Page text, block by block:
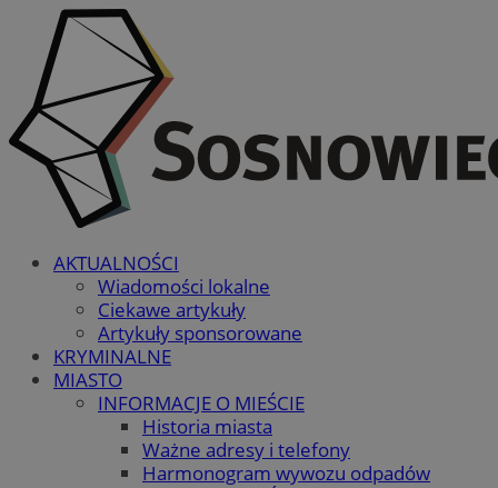
AKTUALNOŚCI
Wiadomości lokalne
Ciekawe artykuły
Artykuły sponsorowane
KRYMINALNE
MIASTO
INFORMACJE O MIEŚCIE
Historia miasta
Ważne adresy i telefony
Harmonogram wywozu odpadów